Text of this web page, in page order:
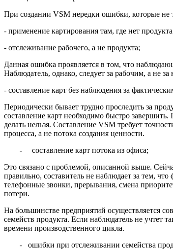
При создании VSM нередки ошибки, которые не
- применение картирования там, где нет
- отслеживание рабочего, а не продукта;
Данная ошибка проявляется в том, что
Наблюдатель, однако, следует за рабочим, а не
- составление карт без наблюдения за
Периодически бывает трудно проследить за
составление карт необходимо быстро
делать нельзя. Составление VSM требует
процесса, а не потока создания ценности.
- составление карт потока из офиса;
Это связано с проблемой, описанной выше.
правильно, составитель не наблюдает за тем,
телефонные звонки, прерывания, смена
потери.
На большинстве предприятий осуществляется
семейств продукта. Если наблюдатель не учтет
времени производственного цикла.
- ошибки при отслеживании семейства